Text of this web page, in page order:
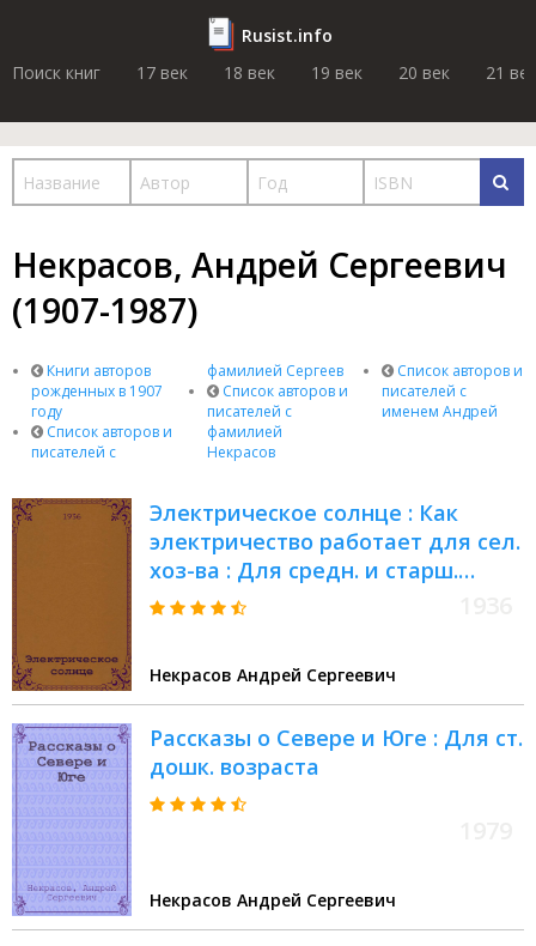
Rusist.info
Поиск книг
17 век 18 век 19 век 20 век 21 век
Некрасов, Андрей Сергеевич
(1907-1987)
Книги авторов
рожденных в 1907
году
Список авторов и
писателей с
фамилией Сергеев
Список авторов и
писателей с
фамилией
Некрасов
Список авторов и
писателей с
именем Андрей
Электрическое солнце : Как
электричество работает для сел.
хоз-ва : Для средн. и старш.
возраста
Некрасов Андрей Сергеевич
Рассказы о Севере и Юге : Для ст.
дошк. возраста
Некрасов Андрей Сергеевич